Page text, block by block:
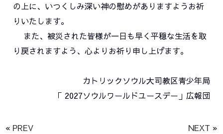
の上に、いつくしみ深い神の慰めがありますようお祈
りいたします。
また、被災された皆様が一日も早く平穏な生活を取
り戻されますよう、心よりお祈り申し上げます。
カトリックソウル大司教区青少年局
「 2027ソウルワールドユースデー」広報団
« PREV NEXT »